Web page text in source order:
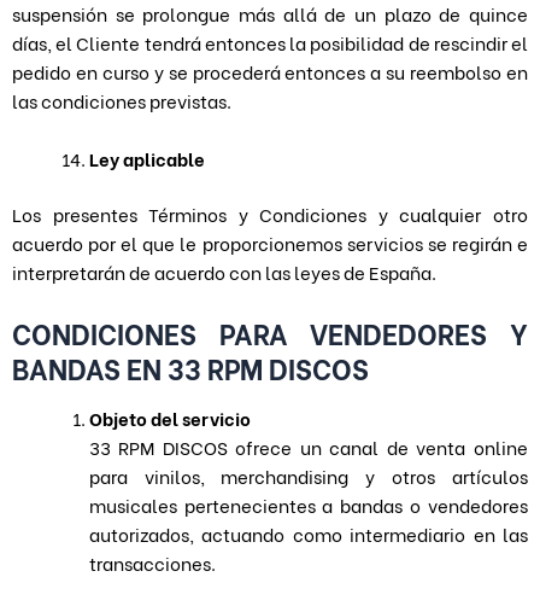
suspensión se prolongue más allá de un plazo de quince
días, el Cliente tendrá entonces la posibilidad de rescindir el
pedido en curso y se procederá entonces a su reembolso en
las condiciones previstas.
Ley aplicable
Los presentes Términos y Condiciones y cualquier otro
acuerdo por el que le proporcionemos servicios se regirán e
interpretarán de acuerdo con las leyes de España.
CONDICIONES PARA VENDEDORES Y
BANDAS EN 33 RPM DISCOS
Objeto del servicio
33 RPM DISCOS ofrece un canal de venta online
para vinilos, merchandising y otros artículos
musicales pertenecientes a bandas o vendedores
autorizados, actuando como intermediario en las
transacciones.